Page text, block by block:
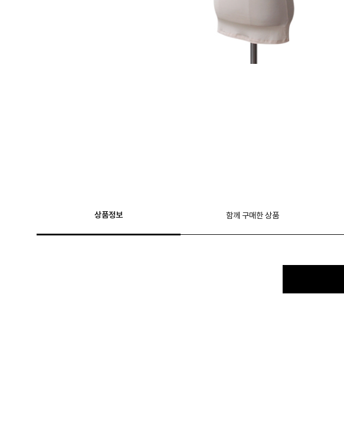
상품정보 함께 구매한 상품